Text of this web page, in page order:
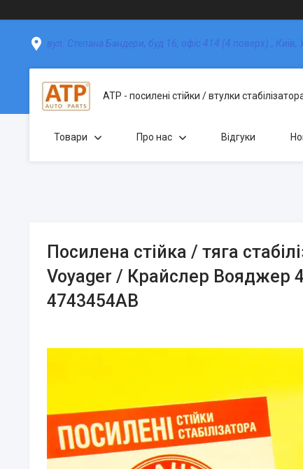
вул. Степана Бандери, буд 16, офіс 414 (4 поверх)., Київ,
АТР - посилені стійки / втулки
Товари Про нас Відгуки
Посилена стійка / тяга
Voyager / Крайслер Вояджер
4743454АВ